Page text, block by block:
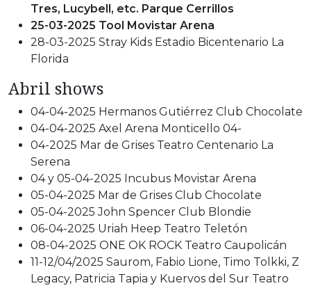
Tres, Lucybell, etc. Parque Cerrillos
25-03-2025 Tool Movistar Arena
28-03-2025 Stray Kids Estadio Bicentenario La
Florida
Abril shows
04-04-2025 Hermanos Gutiérrez Club Chocolate
04-04-2025 Axel Arena Monticello 04-
04-2025 Mar de Grises Teatro Centenario La
Serena
04 y 05-04-2025 Incubus Movistar Arena
05-04-2025 Mar de Grises Club Chocolate
05-04-2025 John Spencer Club Blondie
06-04-2025 Uriah Heep Teatro Teletón
08-04-2025 ONE OK ROCK Teatro Caupolicán
11-12/04/2025 Saurom, Fabio Lione, Timo Tolkki, Z
Legacy, Patricia Tapia y Kuervos del Sur Teatro